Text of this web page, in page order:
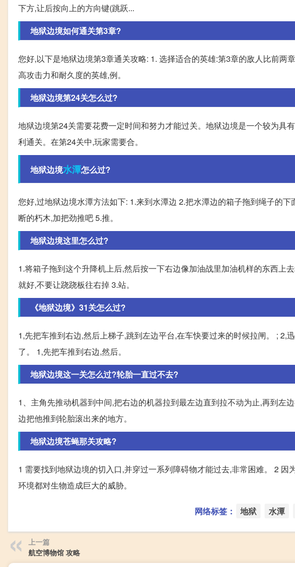
下方,让后按向上的方向键(跳跃...
地狱边境如何通关第3章?
您好,以下是地狱边境第3章通关攻略: 1. 选择适合的英雄:第3章的敌人比前两
高攻击力和耐久度的英雄,例。
地狱边境第24关怎么过?
地狱边境第24关需要花费一定时间和努力才能过关。地狱边境是一个较为具
利通关。在第24关中,玩家需要合。
地狱边境水潭怎么过?
您好,过地狱边境水潭方法如下: 1.来到水潭边 2.把水潭边的箱子拖到绳子的
断的朽木,加把劲推吧 5.推。
地狱边境这里怎么过?
1.将箱子拖到这个升降机上后,然后按一下右边像加油战里加油机样的东西上
就好,不要让跷跷板往右掉 3.站。
《地狱边境》31关怎么过?
1,先把车推到右边,然后上梯子,跳到左边平台,在车快要过来的时候拉闸。 ; 2,
了。 1,先把车推到右边,然后。
地狱边境这一关怎么过?轮胎一直过不去?
1、主角先推动机器到中间,把右边的机器拉到最左边直到拉不动为止,再到左
边把他推到轮胎滚出来的地方。
地狱边境苍蝇那关攻略?
1 需要找到地狱边境的切入口,并穿过一系列障碍物才能过去,非常困难。 2
环境都对生物造成巨大的威胁。
网络标签： 地狱 水潭
上一篇
航空博物馆 攻略